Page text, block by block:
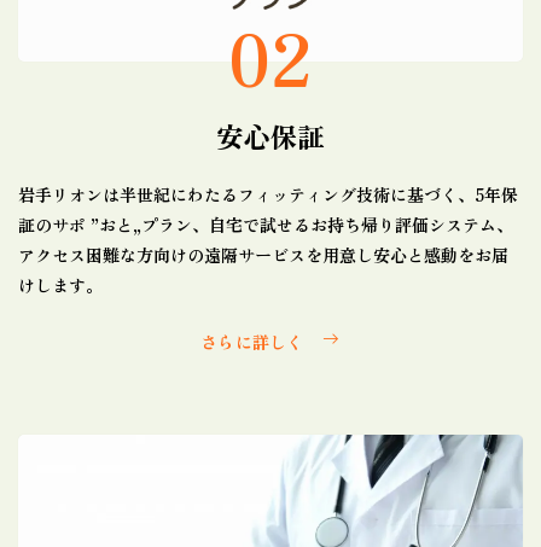
02
安心保証
岩手リオンは半世紀にわたるフィッティング技術に基づく、5年保
証のサポ ”おと„プラン、自宅で試せるお持ち帰り評価システム、
アクセス困難な方向けの遠隔サービスを用意し安心と感動をお届
けします。
さらに詳しく